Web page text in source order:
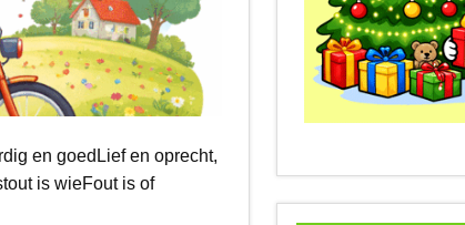
en goedLief en oprecht,
is wieFout is of